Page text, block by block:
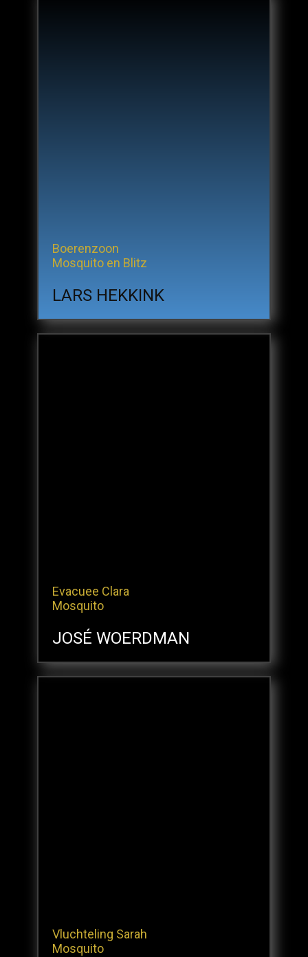
Boerenzoon​
Mosquito en Blitz
LARS HEKKINK
Evacuee Clara
Mosquito
JOSÉ WOERDMAN
Vluchteling Sarah
Mosquito